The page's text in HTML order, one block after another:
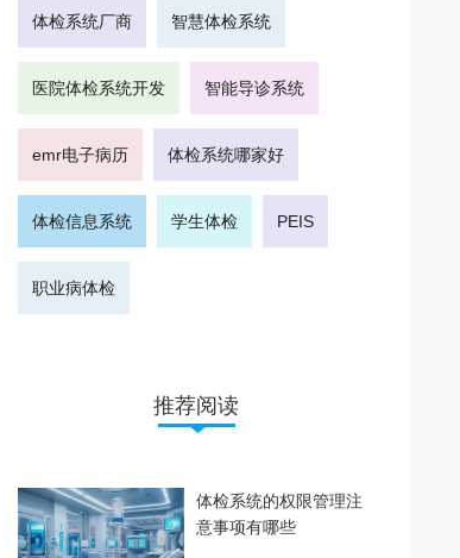
体检系统厂商 智慧体检系统
医院体检系统开发 智能导诊系统
emr电子病历 体检系统哪家好
体检信息系统 学生体检 PEIS
职业病体检
推荐阅读
体检系统的权限管理注
意事项有哪些